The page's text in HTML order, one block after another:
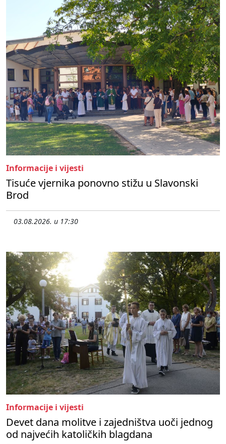
Informacije i vijesti
Tisuće vjernika ponovno stižu u Slavonski
Brod
03.08.2026. u 17:30
Informacije i vijesti
Devet dana molitve i zajedništva uoči jednog
od najvećih katoličkih blagdana